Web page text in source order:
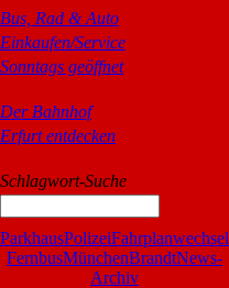
Bus, Rad & Auto
Einkaufen/Service
Sonntags geöffnet
Der Bahnhof
Erfurt entdecken
Schlagwort-Suche
ParkhausPolizeiFahrplanwechsel
FernbusMünchenBrandtNews-
Archiv